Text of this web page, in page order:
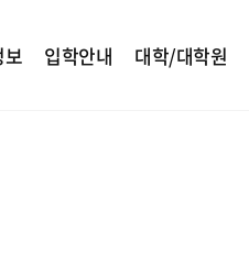
보 입학안내 대학/대학원